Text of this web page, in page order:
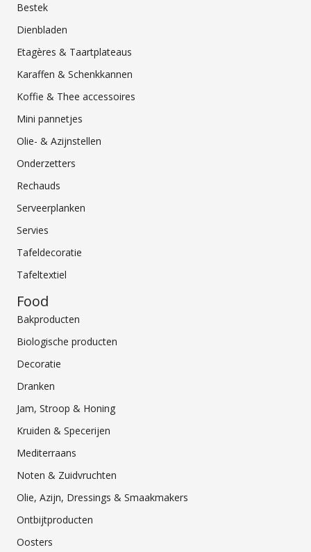
Bestek
Dienbladen
Etagères & Taartplateaus
Karaffen & Schenkkannen
Koffie & Thee accessoires
Mini pannetjes
Olie- & Azijnstellen
Onderzetters
Rechauds
Serveerplanken
Servies
Tafeldecoratie
Tafeltextiel
Food
Bakproducten
Biologische producten
Decoratie
Dranken
Jam, Stroop & Honing
Kruiden & Specerijen
Mediterraans
Noten & Zuidvruchten
Olie, Azijn, Dressings & Smaakmakers
Ontbijtproducten
Oosters